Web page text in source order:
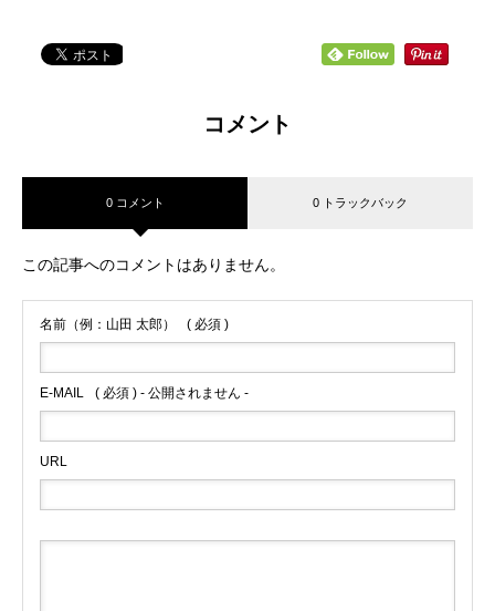
コメント
0 コメント 0 トラックバック
この記事へのコメントはありません。
名前（例：山田 太郎） ( 必須 )
E-MAIL ( 必須 ) - 公開されません -
URL